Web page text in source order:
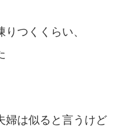
つくくらい、
婦は似ると言うけど